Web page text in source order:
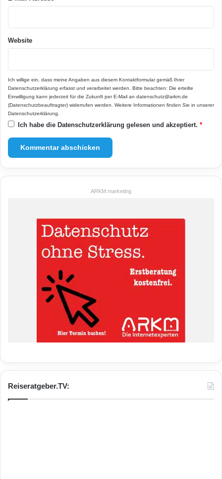
Website
Ich willige ein, dass meine Angaben aus diesem Kontaktformular gemäß Ihrer
Datenschutzerklärung erfasst und verarbeitet werden. Bitte beachten: Die erteilte
Einwilligung kann jederzeit für die Zukunft per E-Mail an datenschutz@arkm.de
(Datenschutzbeauftragter) widerrufen werden. Weitere Informationen finden Sie in unserer
Datenschutzerklärung
Ich habe die Datenschutzerklärung gelesen und akzeptiert. *
ARKM.marketing
Reiseratgeber.TV: